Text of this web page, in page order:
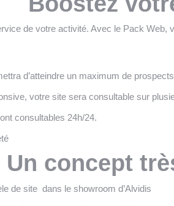
de votre activité. Avec le Pack Web,
d’atteindre un maximum de
votre site sera consultable sur
consultables 24h/24.
Un concept
de site dans le showroom d’Alvidis